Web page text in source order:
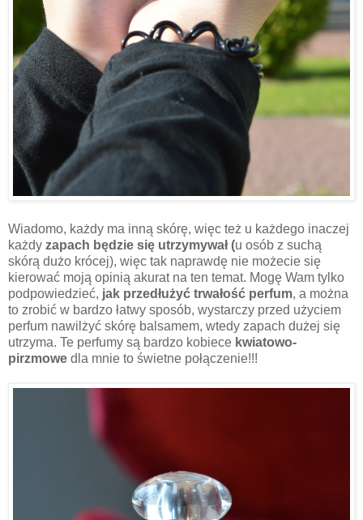
Wiadomo, każdy ma inną skórę, więc też u każdego inaczej
każdy zapach będzie się utrzymywał (u osób z suchą
skórą dużo krócej), więc tak naprawdę nie możecie się
kierować moją opinią akurat na ten temat. Mogę Wam tylko
podpowiedzieć, jak przedłużyć trwałość perfum, a można
to zrobić w bardzo łatwy sposób, wystarczy przed użyciem
perfum nawilżyć skórę balsamem, wtedy zapach dużej się
utrzyma. Te perfumy są bardzo kobiece kwiatowo-
pirzmowe dla mnie to świetne połączenie!!!